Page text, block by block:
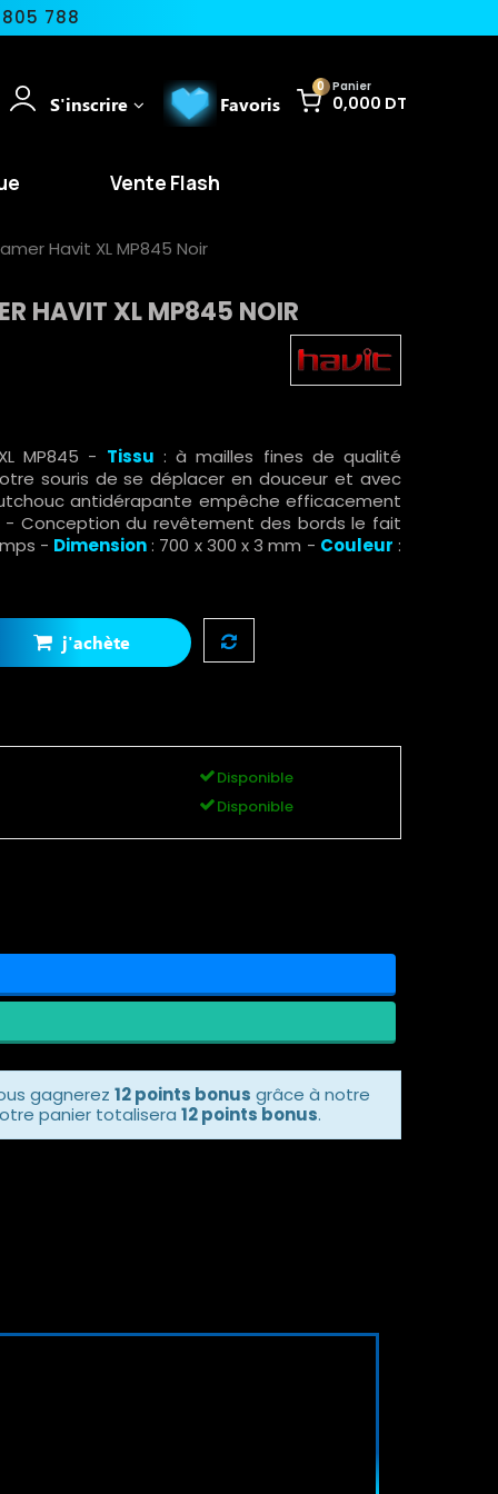
788
0 Panier
0,000 DT
Favoris
S'inscrire
Vente Flash
Havit XL MP845 Noir
HAVIT XL MP845 NOIR
MP845 - Tissu : à mailles fines de qualité
souris de se déplacer en douceur et avec
antidérapante empêche efficacement
- Conception du revêtement des bords le fait
- Dimension : 700 x 300 x 3 mm - Couleur :
j'achète
Disponible
Disponible
gagnerez 12 points bonus grâce à notre
panier totalisera 12 points bonus.